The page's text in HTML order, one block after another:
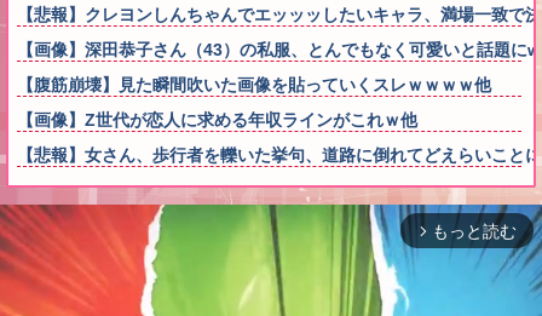
【悲報】クレヨンしんちゃんでエッッッしたいキャラ、満場一致で
【画像】深田恭子さん（43）の私服、とんでもなく可愛いと話題に
【腹筋崩壊】見た瞬間吹いた画像を貼っていくスレｗｗｗｗ他
【画像】Z世代が恋人に求める年収ラインがこれｗ他
【悲報】女さん、歩行者を轢いた挙句、道路に倒れてどえらいこ
arrow_forward_ios もっと読む